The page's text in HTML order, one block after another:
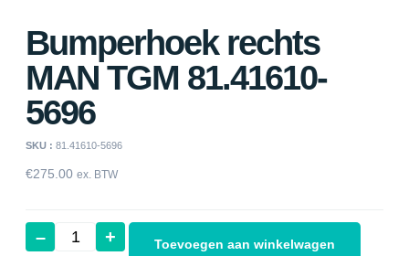
Bumperhoek rechts
MAN TGM 81.41610-
5696
SKU : 81.41610-5696
€275.00 ex. BTW
– + Toevoegen aan winkelwagen